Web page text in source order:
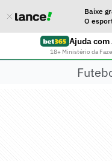
Baixe
O
Ajuda com
18+ Ministério da